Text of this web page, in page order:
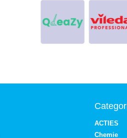
ACTIES
Chemie